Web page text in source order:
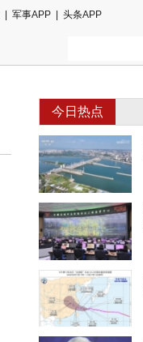
军事APP 头条APP
今日热点